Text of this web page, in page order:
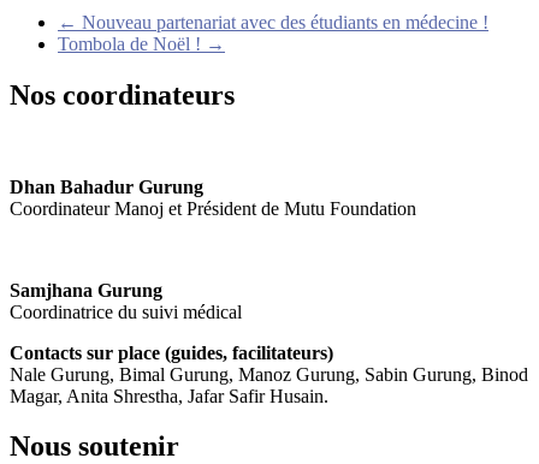
← Nouveau partenariat avec des étudiants en médecine !
Tombola de Noël ! →
Nos coordinateurs
Dhan Bahadur Gurung
Coordinateur Manoj et Président de Mutu Foundation
Samjhana Gurung
Coordinatrice du suivi médical
Contacts sur place (guides, facilitateurs)
Nale Gurung, Bimal Gurung, Manoz Gurung, Sabin Gurung, Binod
Magar, Anita Shrestha, Jafar Safir Husain.
Nous soutenir